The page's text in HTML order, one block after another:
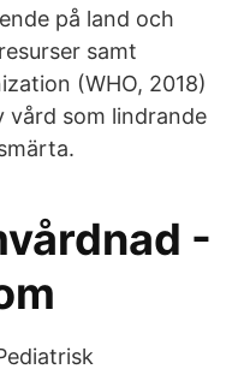
på land och
samt
(WHO, 2018)
vård som lindrande
-